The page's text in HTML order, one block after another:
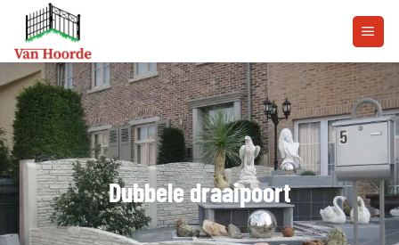
Dubbele draaipoort